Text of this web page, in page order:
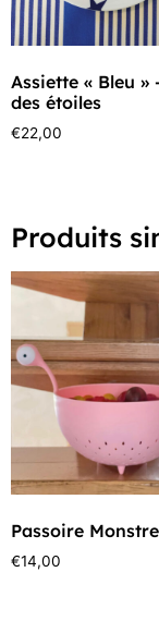
Assiette « Bleu »
des étoiles
€22,00
Produits
Passoire
€14,00